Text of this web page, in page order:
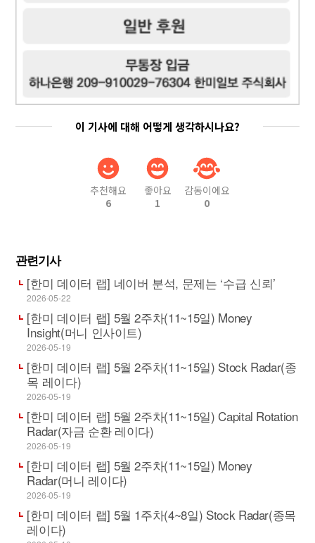
이 기사에 대해 어떻게 생각하시나요?
추천해요
6
좋아요
1
감동이에요
0
관련기사
[한미 데이터 랩] 네이버 분석, 문제는 ‘수급 신뢰’
2026-05-22
[한미 데이터 랩] 5월 2주차(11~15일) Money
Insight(머니 인사이트)
2026-05-19
[한미 데이터 랩] 5월 2주차(11~15일) Stock Radar(종
목 레이다)
2026-05-19
[한미 데이터 랩] 5월 2주차(11~15일) Capital Rotation
Radar(자금 순환 레이다)
2026-05-19
[한미 데이터 랩] 5월 2주차(11~15일) Money
Radar(머니 레이다)
2026-05-19
[한미 데이터 랩] 5월 1주차(4~8일) Stock Radar(종목
레이다)